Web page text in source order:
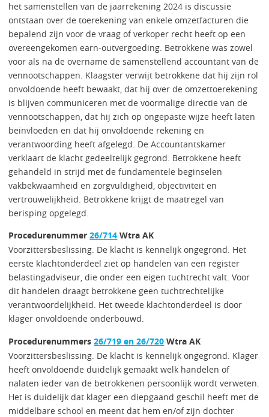
het samenstellen van de jaarrekening 2024 is discussie
ontstaan over de toerekening van enkele omzetfacturen die
bepalend zijn voor de vraag of verkoper recht heeft op een
overeengekomen earn-outvergoeding. Betrokkene was zowel
voor als na de overname de samenstellend accountant van de
vennootschappen. Klaagster verwijt betrokkene dat hij zijn rol
onvoldoende heeft bewaakt, dat hij over de omzettoerekening
is blijven communiceren met de voormalige directie van de
vennootschappen, dat hij zich op ongepaste wijze heeft laten
beïnvloeden en dat hij onvoldoende rekening en
verantwoording heeft afgelegd. De Accountantskamer
verklaart de klacht gedeeltelijk gegrond. Betrokkene heeft
gehandeld in strijd met de fundamentele beginselen
vakbekwaamheid en zorgvuldigheid, objectiviteit en
vertrouwelijkheid. Betrokkene krijgt de maatregel van
berisping opgelegd.
Procedurenummer26/714 Wtra AK
Voorzittersbeslissing. De klacht is kennelijk ongegrond. Het
eerste klachtonderdeel ziet op handelen van een register
belastingadviseur, die onder een eigen tuchtrecht valt. Voor
dit handelen draagt betrokkene geen tuchtrechtelijke
verantwoordelijkheid. Het tweede klachtonderdeel is door
klager onvoldoende onderbouwd.
Procedurenummers26/719 en 26/720 Wtra AK
Voorzittersbeslissing. De klacht is kennelijk ongegrond. Klager
heeft onvoldoende duidelijk gemaakt welk handelen of
nalaten ieder van de betrokkenen persoonlijk wordt verweten.
Het is duidelijk dat klager een diepgaand geschil heeft met de
middelbare school en meent dat hem en/of zijn dochter